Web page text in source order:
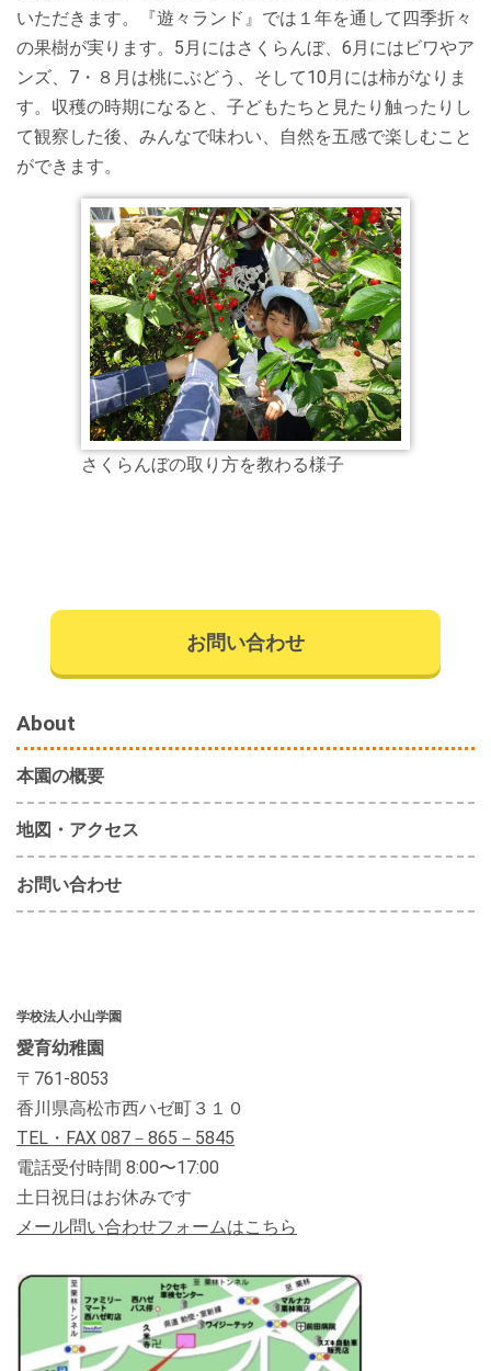
いただきます。『遊々ランド』では１年を通して四季折々
の果樹が実ります。5月にはさくらんぼ、6月にはビワやア
ンズ、7・８月は桃にぶどう、そして10月には柿がなりま
す。収穫の時期になると、子どもたちと見たり触ったりし
て観察した後、みんなで味わい、自然を五感で楽しむこと
ができます。
さくらんぼの取り方を教わる様子
お問い合わせ
About
本園の概要
地図・アクセス
お問い合わせ
学校法人小山学園
愛育幼稚園
〒 761-8053
香川県高松市西ハゼ町３１０
TEL・FAX 087 －865－5845
電話受付時間 8:00〜17:00
土日祝日はお休みです
メール問い合わせフォームはこちら